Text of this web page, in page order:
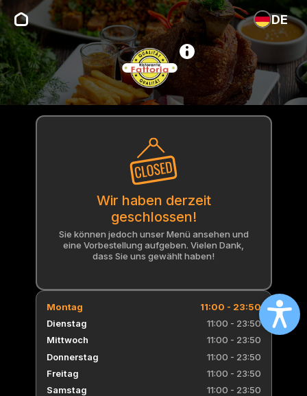
DE
Wir haben derzeit
geschlossen!
Sie können jedoch unser Menü ansehen und
eine Vorbestellung aufgeben. Vielen Dank,
dass Sie uns gewählt haben!
Montag
11:00 - 23:50
Dienstag
11:00 - 23:50
Mittwoch
11:00 - 23:50
Donnerstag
11:00 - 23:50
Freitag
11:00 - 23:50
Samstag
11:00 - 23:50